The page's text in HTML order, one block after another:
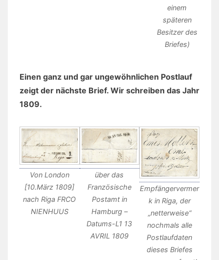
einem
späteren
Besitzer des
Briefes)
Einen ganz und gar ungewöhnlichen Postlauf
zeigt der nächste Brief. Wir schreiben das Jahr
1809.
Von London
[10.März 1809]
nach Riga FRCO
NIENHUUS
über das
Französische
Postamt in
Hamburg –
Datums-L1 13
AVRIL 1809
Empfängervermer
k in Riga, der
„netterweise“
nochmals alle
Postlaufdaten
dieses Briefes